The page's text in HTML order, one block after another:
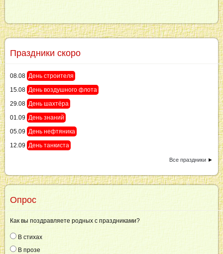
Праздники скоро
08.08 День строителя
15.08 День воздушного флота
29.08 День шахтёра
01.09 День знаний
05.09 День нефтяника
12.09 День танкиста
Все праздники ►
Опрос
Как вы поздравляете родных с праздниками?
В стихах
В прозе